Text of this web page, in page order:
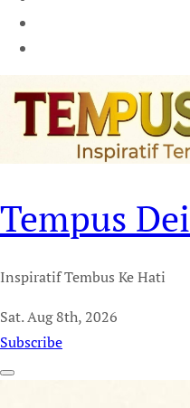
Tempus Dei
Inspiratif Tembus Ke Hati
Sat. Aug 8th, 2026
Subscribe